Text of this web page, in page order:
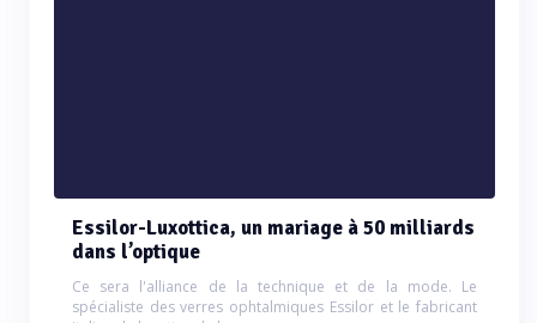
Essilor-Luxottica, un mariage à 50 milliards
dans l’optique
Ce sera l'alliance de la technique et de la mode. Le
spécialiste des verres ophtalmiques Essilor et le fabricant